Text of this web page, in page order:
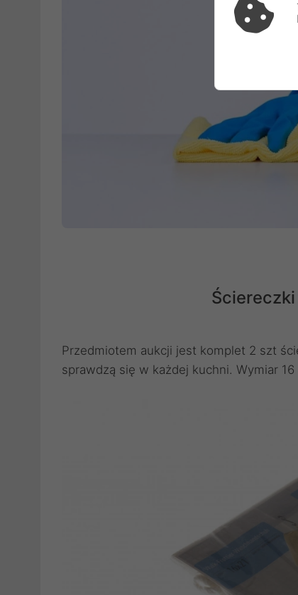
Przedmiotem aukcji jest komplet 2 szt
sprawdzą się w każdej kuchni. Wymiar 16